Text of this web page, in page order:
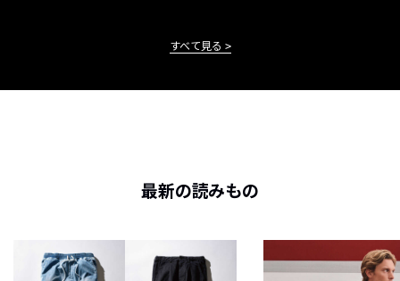
すべて見る
最新の読みもの